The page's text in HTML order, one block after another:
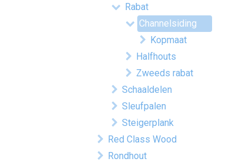
Rabat
Channelsiding
Kopmaat
Halfhouts
Zweeds rabat
Schaaldelen
Sleufpalen
Steigerplank
Red Class Wood
Rondhout